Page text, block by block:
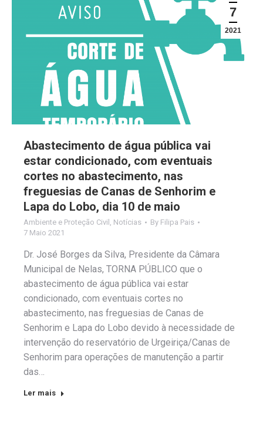
7
2021
Abastecimento de água pública vai
estar condicionado, com eventuais
cortes no abastecimento, nas
freguesias de Canas de Senhorim e
Lapa do Lobo, dia 10 de maio
Ambiente e Proteção Civil Notícias By Filipa Pais
7 Maio 2021
Dr. José Borges da Silva, Presidente da Câmara
Municipal de Nelas, TORNA PÚBLICO que o
abastecimento de água pública vai estar
condicionado, com eventuais cortes no
abastecimento, nas freguesias de Canas de
Senhorim e Lapa do Lobo devido à necessidade de
intervenção do reservatório de Urgeiriça/Canas de
Senhorim para operações de manutenção a partir
das…
Ler mais